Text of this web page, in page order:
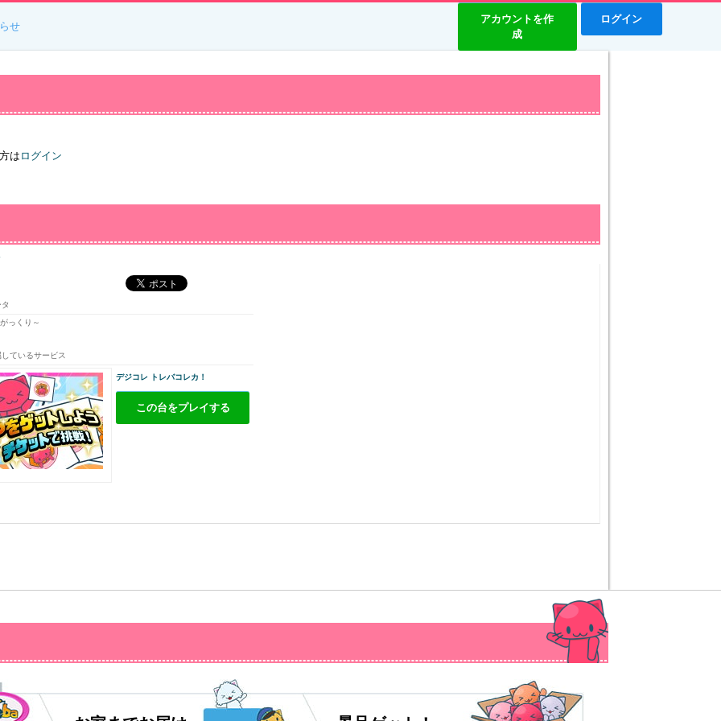
せ
アカウントを作
成
ログイン
は ログイン
っくり～
ているサービス
デジコレ トレバコレカ！
この台をプレイする